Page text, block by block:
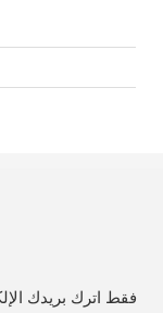
فقط اترك بريدك